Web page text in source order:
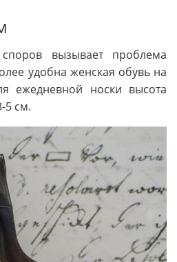
вызывает проблема
удобна женская обувь на
ежедневной носки высота
5 см.